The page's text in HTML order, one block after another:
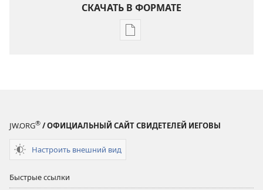
СКАЧАТЬ В ФОРМАТЕ
Варианты
JW.ORG® / ОФИЦИАЛЬНЫЙ САЙТ СВИДЕТЕЛЕЙ ИЕГОВЫ
Настроить внешний вид
Быстрые ссылки